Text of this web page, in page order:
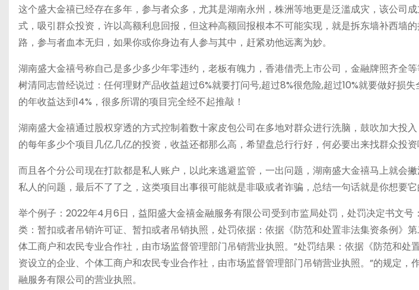
这个盛大金禧已经存在多年，参与者众多，尤其是湖南永州，株洲等地更是泛滥成灾，该公司
式，吸引群众投资，许以高额利息回报，但这种高额回报根本不可能实现，就是拆东墙补西墙
路，参与者血本无归，如果你或你身边有人参与其中，赶紧劝他远离为妙。
湖南盛大金禧号称自己是多少多少年零违约，老板有魄力，香港借壳上市公司，金融牌照齐全
树清同志曾经说过：任何理财产品收益超过6%就要打问号,超过8%很危险,超过10%就要做好损
的年收益达到14%，很多所谓的项目完全经不起推敲！
湖南盛大金禧通过股权穿透的方式控制着数十家皮包公司在多地对群众进行洗脑，鼓吹加大投
的每年多少个项目几亿几亿的投资，收益还都那么高，希望盘总行行好，何必要出来找群众投资
而且各个分公司现在打款都是私人账户，以此来逃避监管，一出问题，湖南盛大金禧马上就会
私人的问题，最后不了了之，这类项目出事很可能就是非吸或者诈骗，总结一句话就是你想要它
举个例子：2022年4月6日，益阳盛大金禧金融服务有限公司受到市监局处罚，处罚决定书文
类：暂扣或者吊销许可证、暂扣或者吊销执照，处罚依据：依据《防范和处置非法集资条例》
体工商户和农民专业合作社，由市场监督管理部门吊销营业执照。”处罚结果：依据《防范和处
资设立的企业、个体工商户和农民专业合作社，由市场监督管理部门吊销营业执照。”的规定，
融服务有限公司的营业执照。